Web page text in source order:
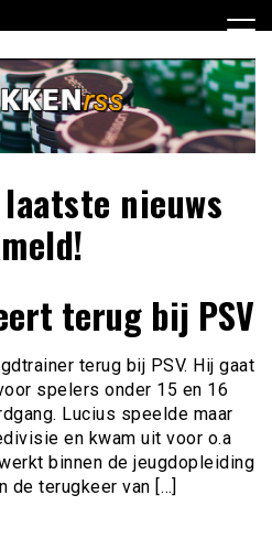
nieuws
terug bij PSV
terug bij PSV. Hij gaat
spelers onder 15 en 16
Lucius speelde maar
en kwam uit voor o.a
binnen de jeugdopleiding
terugkeer van […]